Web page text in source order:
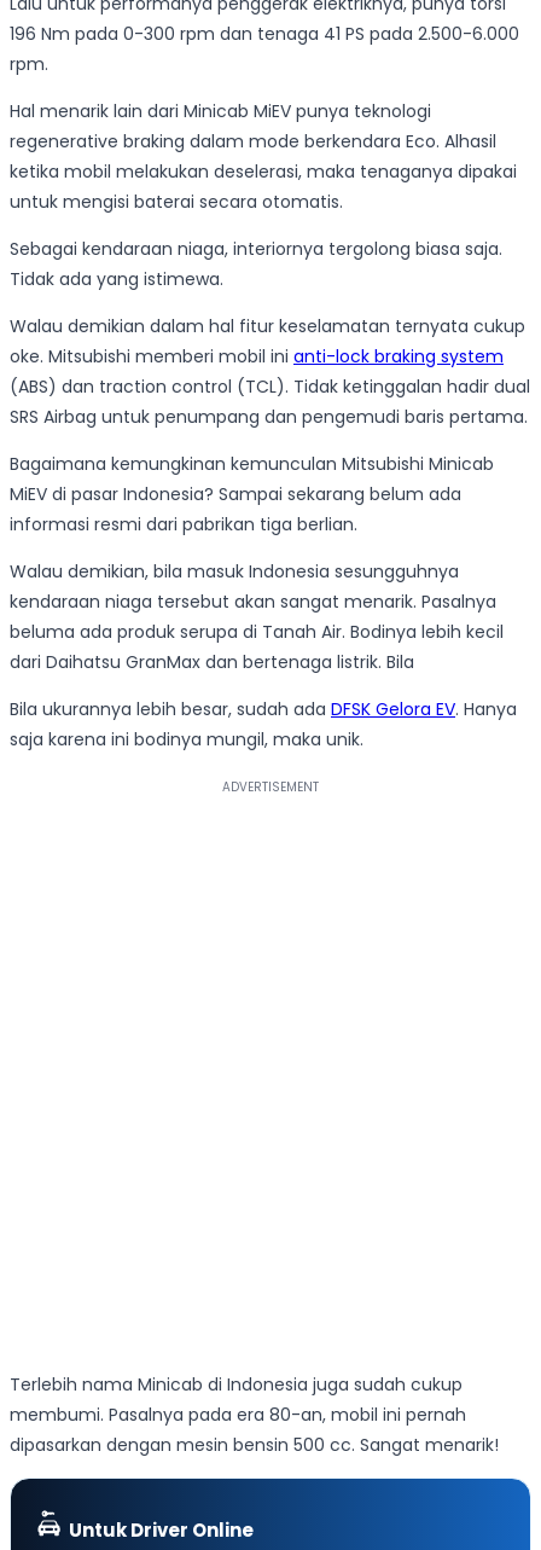
196 Nm pada 0-300 rpm dan tenaga 41 PS pada 2.500-6.000
rpm.
Hal menarik lain dari Minicab MiEV punya teknologi
regenerative braking dalam mode berkendara Eco. Alhasil
ketika mobil melakukan deselerasi, maka tenaganya dipakai
untuk mengisi baterai secara otomatis.
Sebagai kendaraan niaga, interiornya tergolong biasa saja.
Tidak ada yang istimewa.
Walau demikian dalam hal fitur keselamatan ternyata cukup
oke. Mitsubishi memberi mobil ini anti-lock braking system
(ABS) dan traction control (TCL). Tidak ketinggalan hadir dual
SRS Airbag untuk penumpang dan pengemudi baris pertama.
Bagaimana kemungkinan kemunculan Mitsubishi Minicab
MiEV di pasar Indonesia? Sampai sekarang belum ada
informasi resmi dari pabrikan tiga berlian.
Walau demikian, bila masuk Indonesia sesungguhnya
kendaraan niaga tersebut akan sangat menarik. Pasalnya
beluma ada produk serupa di Tanah Air. Bodinya lebih kecil
dari Daihatsu GranMax dan bertenaga listrik. Bila
Bila ukurannya lebih besar, sudah ada DFSK Gelora EV. Hanya
saja karena ini bodinya mungil, maka unik.
Terlebih nama Minicab di Indonesia juga sudah cukup
membumi. Pasalnya pada era 80-an, mobil ini pernah
dipasarkan dengan mesin bensin 500 cc. Sangat menarik!
Untuk Driver Online